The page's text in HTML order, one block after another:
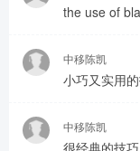
the use of
中移陈凯
小巧又实用
中移陈凯